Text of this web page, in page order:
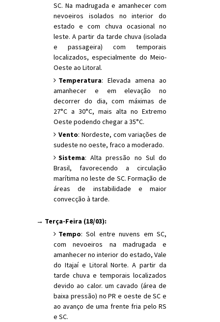
SC. Na madrugada e amanhecer com
nevoeiros isolados no interior do
estado e com chuva ocasional no
leste. A partir da tarde chuva (isolada
e passageira) com temporais
localizados, especialmente do Meio-
Oeste ao Litoral.
Temperatura: Elevada amena ao
amanhecer e em elevação no
decorrer do dia, com máximas de
27°C a 30°C, mais alta no Extremo
Oeste podendo chegar a 35°C.
Vento: Nordeste, com variações de
sudeste no oeste, fraco a moderado.
Sistema: Alta pressão no Sul do
Brasil, favorecendo a circulação
marítima no leste de SC. Formação de
áreas de instabilidade e maior
convecção à tarde.
→ Terça-Feira (18/03):
Tempo: Sol entre nuvens em SC,
com nevoeiros na madrugada e
amanhecer no interior do estado, Vale
do Itajaí e Litoral Norte. A partir da
tarde chuva e temporais localizados
devido ao calor. um cavado (área de
baixa pressão) no PR e oeste de SC e
ao avanço de uma frente fria pelo RS
e SC.